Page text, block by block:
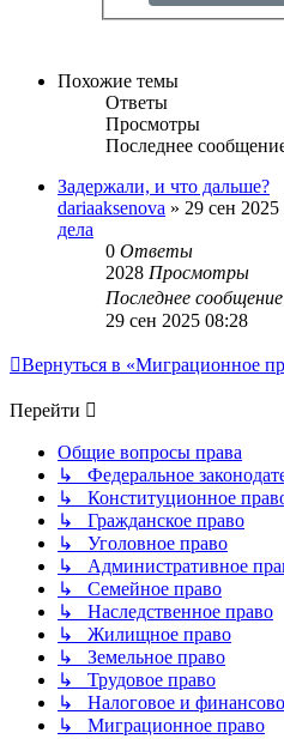
Похожие темы
Ответы
Просмотры
Последнее
Задержали, и что дальше?
dariaaksenova » 29 сен
дела
0 Ответы
2028 Просмотры
Последнее сообщение
29 сен 2025 08:28
Вернуться в «Миграционное
Перейти
Общие вопросы права
↳ Федеральное
↳ Конституционное
↳ Гражданское право
↳ Уголовное право
↳ Административное
↳ Семейное право
↳ Наследственное право
↳ Жилищное право
↳ Земельное право
↳ Трудовое право
↳ Налоговое и
↳ Миграционное право